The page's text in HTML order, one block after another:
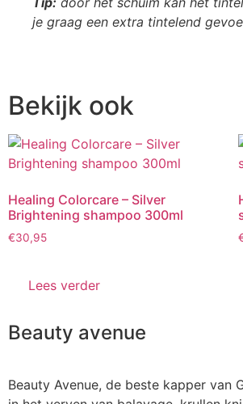
je graag een extra tintelend
Bekijk ook
Healing Colorcare – Silver
Brightening shampoo 300ml
€30,95
Lees verder
Beauty avenue
Beauty Avenue, de beste kapper van